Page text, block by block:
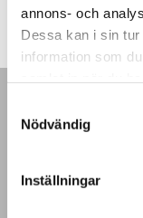
annons- och
Dessa kan i sin
information som
Nödvändig
Inställningar